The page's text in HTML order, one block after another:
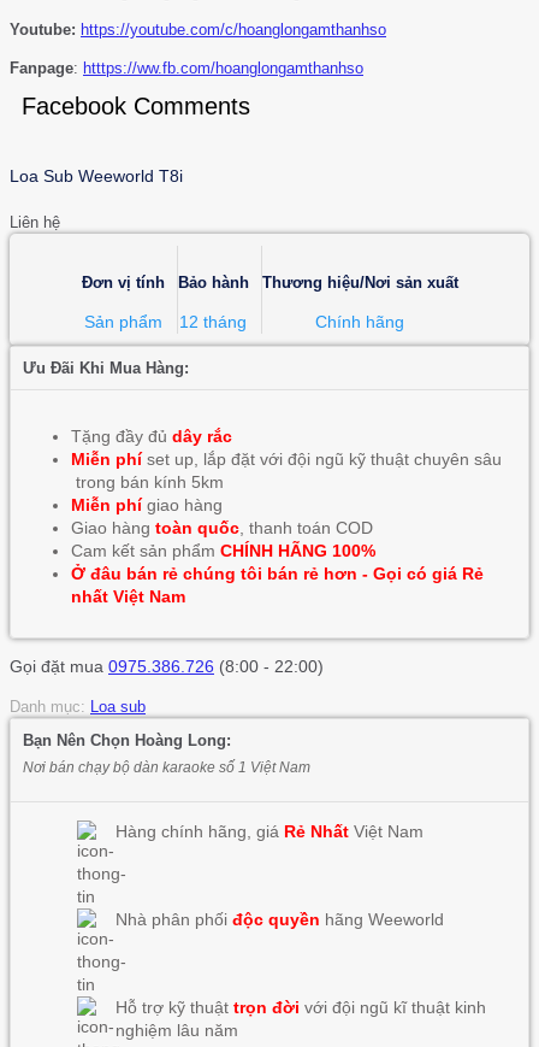
Youtube: https://youtube.com/c/hoanglongamthanhso
Fanpage: htttps://ww.fb.com/hoanglongamthanhso
Facebook Comments
Loa Sub Weeworld T8i
Liên hệ
Đơn vị tính
Sản phẩm
Bảo hành
12 tháng
Thương hiệu/Nơi sản xuất
Chính hãng
Ưu Đãi Khi Mua Hàng:
Tặng đầy đủ dây rắc
Miễn phíset up, lắp đặt với đội ngũ kỹ thuật chuyên sâu
trong bán kính 5km
Miễn phígiao hàng
Giao hàng toàn quốc, thanh toán COD
Cam kết sản phẩm CHÍNH HÃNG 100%
Ở đâu bán rẻ chúng tôi bán rẻ hơn - Gọi có giá Rẻ
nhất Việt Nam
Gọi đặt mua 0975.386.726 (8:00 - 22:00)
Danh mục: Loa sub
Bạn Nên Chọn Hoàng Long:
Nơi bán chạy bộ dàn karaoke số 1 Việt Nam
Hàng chính hãng, giá Rẻ Nhất Việt Nam
Nhà phân phối độc quyền hãng Weeworld
Hỗ trợ kỹ thuật trọn đời với đội ngũ kĩ thuật kinh
nghiệm lâu năm